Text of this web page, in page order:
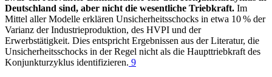
Deutschland sind, aber nicht die wesentliche Triebkraft. Im
Mittel aller Modelle erklären Unsicherheitsschocks in etwa 10 % der
Varianz der Industrieproduktion, des HVPI und der
Erwerbstätigkeit. Dies entspricht Ergebnissen aus der Literatur, die
Unsicherheitsschocks in der Regel nicht als die Haupttriebkraft des
Konjunkturzyklus identifizieren. 9